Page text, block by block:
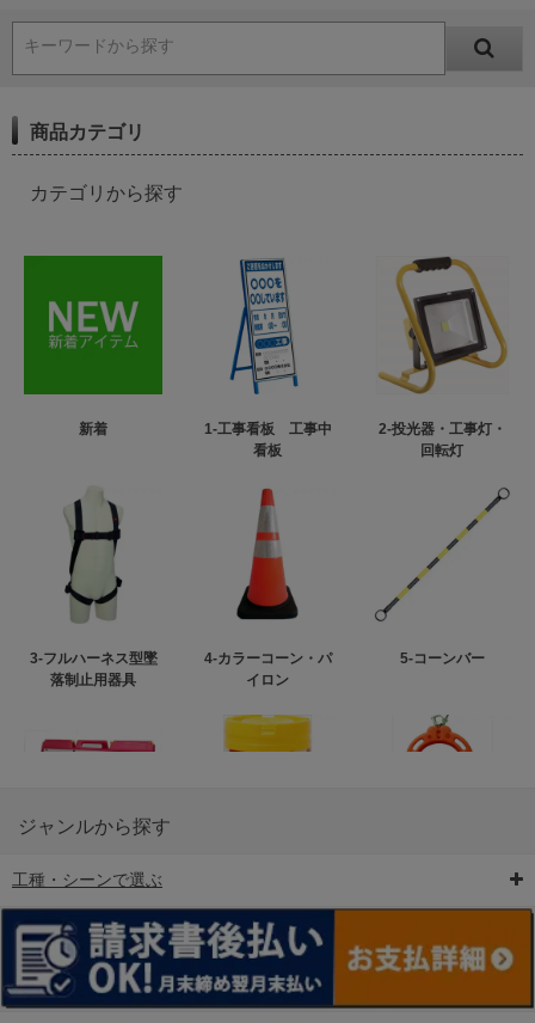
キーワードから探す
商品カテゴリ
カテゴリから探す
新着
1-工事看板 工事中
看板
2-投光器・工事灯・
回転灯
3-フルハーネス型墜
落制止用器具
4-カラーコーン・パ
イロン
5-コーンバー
6-矢印板/LED矢印板
ンス
ジャンルから探す
工種・シーンで選ぶ